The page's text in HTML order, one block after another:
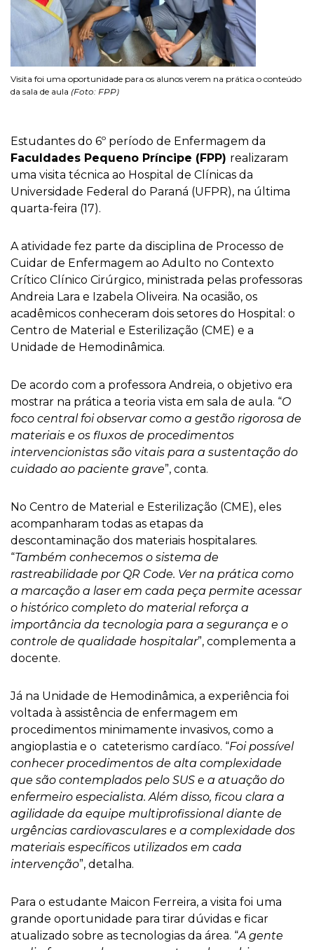
Visita foi uma oportunidade para os alunos verem na prática o conteúdo
da sala de aula (Foto: FPP)
Estudantes do 6º período de Enfermagem da
Faculdades Pequeno Príncipe (FPP) realizaram
uma visita técnica ao Hospital de Clínicas da
Universidade Federal do Paraná (UFPR), na última
quarta-feira (17).
A atividade fez parte da disciplina de Processo de
Cuidar de Enfermagem ao Adulto no Contexto
Crítico Clínico Cirúrgico, ministrada pelas professoras
Andreia Lara e Izabela Oliveira. Na ocasião, os
acadêmicos conheceram dois setores do Hospital: o
Centro de Material e Esterilização (CME) e a
Unidade de Hemodinâmica.
De acordo com a professora Andreia, o objetivo era
mostrar na prática a teoria vista em sala de aula. “O
foco central foi observar como a gestão rigorosa de
materiais e os fluxos de procedimentos
intervencionistas são vitais para a sustentação do
cuidado ao paciente grave”, conta.
No Centro de Material e Esterilização (CME), eles
acompanharam todas as etapas da
descontaminação dos materiais hospitalares.
“Também conhecemos o sistema de
rastreabilidade por QR Code. Ver na prática como
a marcação a laser em cada peça permite acessar
o histórico completo do material reforça a
importância da tecnologia para a segurança e o
controle de qualidade hospitalar”, complementa a
docente.
Já na Unidade de Hemodinâmica, a experiência foi
voltada à assistência de enfermagem em
procedimentos minimamente invasivos, como a
angioplastia e o cateterismo cardíaco. “Foi possível
conhecer procedimentos de alta complexidade
que são contemplados pelo SUS e a atuação do
enfermeiro especialista. Além disso, ficou clara a
agilidade da equipe multiprofissional diante de
urgências cardiovasculares e a complexidade dos
materiais específicos utilizados em cada
intervenção”, detalha.
Para o estudante Maicon Ferreira, a visita foi uma
grande oportunidade para tirar dúvidas e ficar
atualizado sobre as tecnologias da área. “A gente